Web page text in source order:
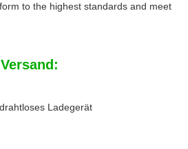
to the highest standards and meet
Ladegerät